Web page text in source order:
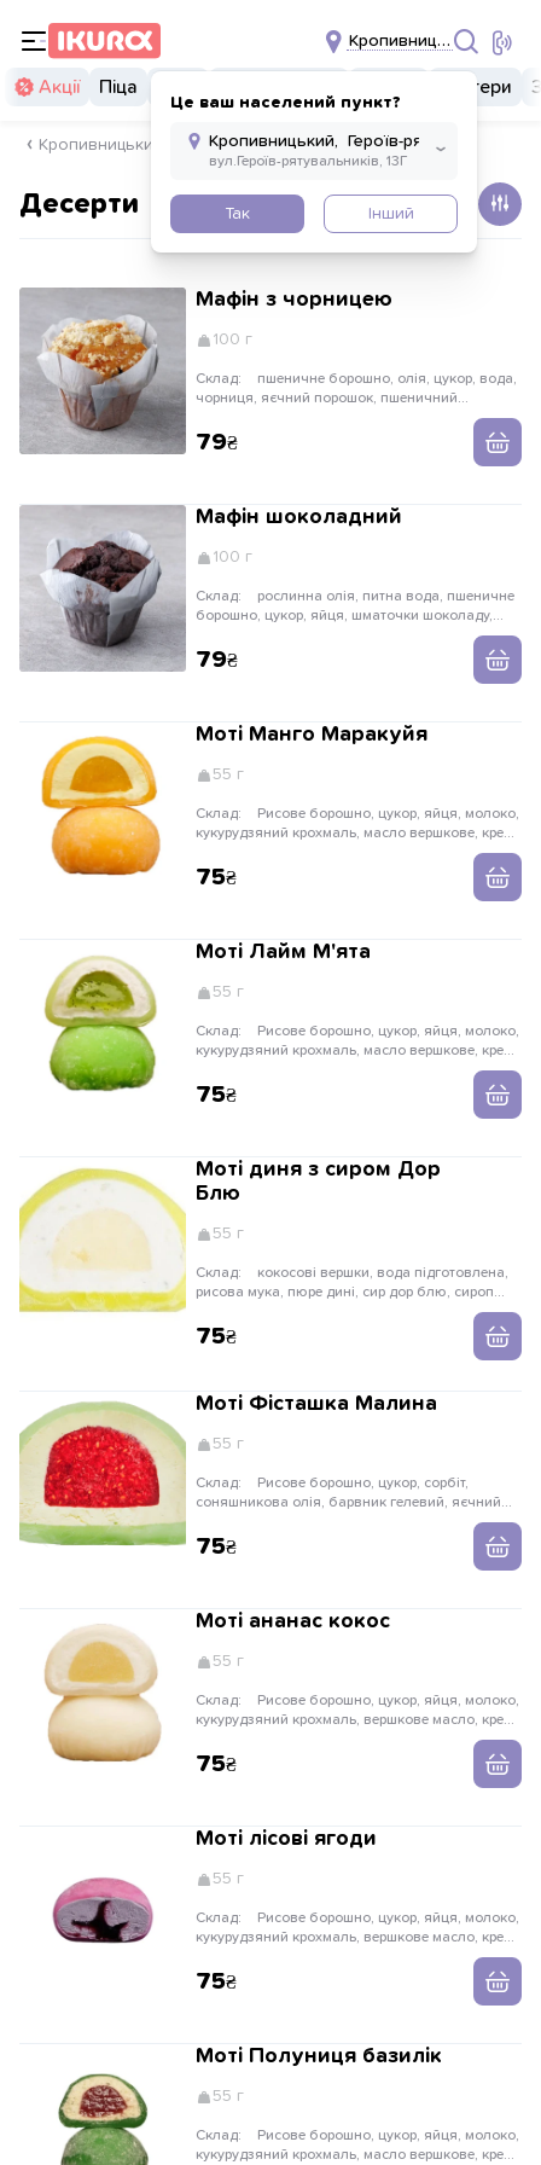
Це ваш населений пункт?
Так Інший
Акції Піца Бургери
Кропивницький, Героїв-рятувальників 13г
Десерти
Мафін з чорницею
100 г
Склад:
чорниця, яєчний порошок, пшеничний
крохмаль, сироватка, кукурудзяний крохмаль,
масло, розпушувачі, сіль
79
Мафін шоколадний
100 г
Склад:
борошно, цукор, яйця, шматочки шоколаду,
крохмаль, какао-порошок, молоко, крохмаль,
розпушувач, сіль
79
Моті Манго Маракуйя
55 г
Склад:
кукурудзяний крохмаль, масло вершкове, крем
сир, вершки, манго, маракуйя, желатин, пектин.
75
Моті Лайм М'ята
55 г
Склад:
кукурудзяний крохмаль, масло вершкове, крем
сир, вершки, пюре лайму, пюре лимону, м'ята,
желатин, пектин.
75
Моті диня з сиром Дор
Блю
55 г
Склад:
рисова мука, пюре дині, сир дор блю, сироп
глюкози, цукор, крохмал кукурудзяний, гуарова
камідь, барвник. МІСТИТЬ ЛАКТОЗУ.
75
Моті Фісташка Малина
55 г
Склад:
соняшникова олія, барвник гелевий, яєчний
крохмаль, масло вершкове, вершки рослинні,
75
Моті ананас кокос
55 г
Склад:
кукурудзяний крохмаль, вершкове масло, крем
сир, вершки, ананас, кокос, желатин, пектин.
75
Моті лісові ягоди
55 г
Склад:
кукурудзяний крохмаль, вершкове масло, крем
сир, вершки, лісові ягоди, желатин, пектин.
75
Моті Полуниця базилік
55 г
Склад:
кукурудзяний крохмаль, масло вершкове, крем